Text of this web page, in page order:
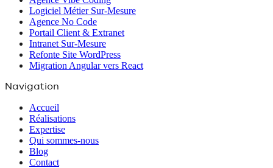
Logiciel Métier Sur-Mesure
Agence No Code
Portail Client & Extranet
Intranet Sur-Mesure
Refonte Site WordPress
Migration Angular vers React
Navigation
Accueil
Réalisations
Expertise
Qui sommes-nous
Blog
Contact